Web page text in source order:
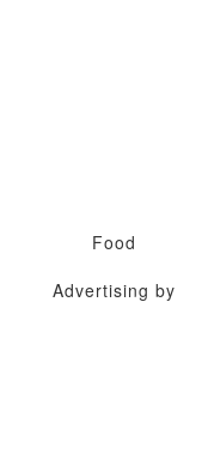
Food
Advertising by